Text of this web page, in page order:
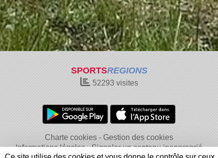
SPORTSREGIONS
52293visites
Charte cookies
Gestion des cookies
Informations légales
Signaler un contenu inapproprié